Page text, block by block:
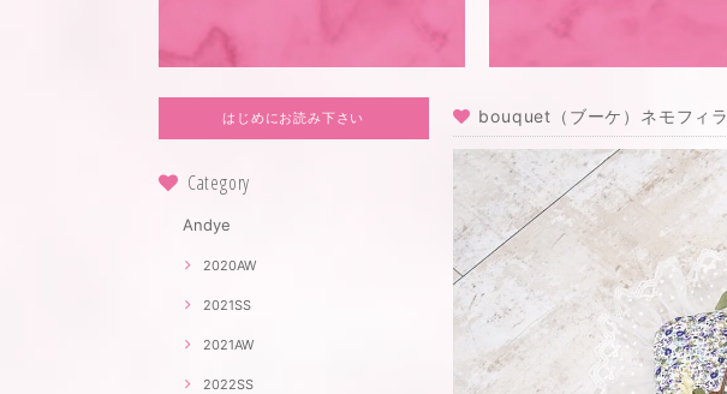
はじめにお読み下さい
Category
Andye
2020AW
2021SS
2021AW
2022SS
bouquet（ブーケ）ネモフィラ